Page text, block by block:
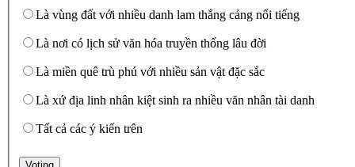
Là vùng đất với nhiều danh lam thắng cảng nổi tiếng
Là nơi có lịch sử văn hóa truyền thống lâu đời
Là miền quê trù phú với nhiều sản vật đặc sắc
Là xứ địa linh nhân kiệt sinh ra nhiều văn nhân tài danh
Tất cả các ý kiến trên